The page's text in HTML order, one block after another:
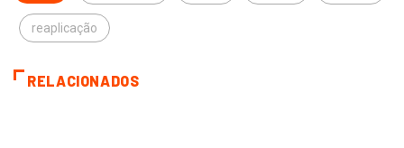
reaplicação
RELACIONADOS